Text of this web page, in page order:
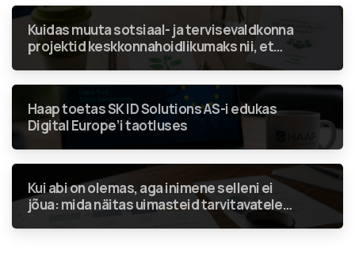
Kuidas muuta sotsiaal- ja tervisevaldkonna
projektid keskkonnahoidlikumaks nii, et
rohenõuded ei jääks vaid linnukeseks
Haap toetas SK ID Solutions AS-i edukas
Digital Europe’i taotluses
Kui abi on olemas, aga inimene selleni ei
jõua: mida näitas uimasteid tarvitavatele
inimestele suunatud teenuste analüüs?